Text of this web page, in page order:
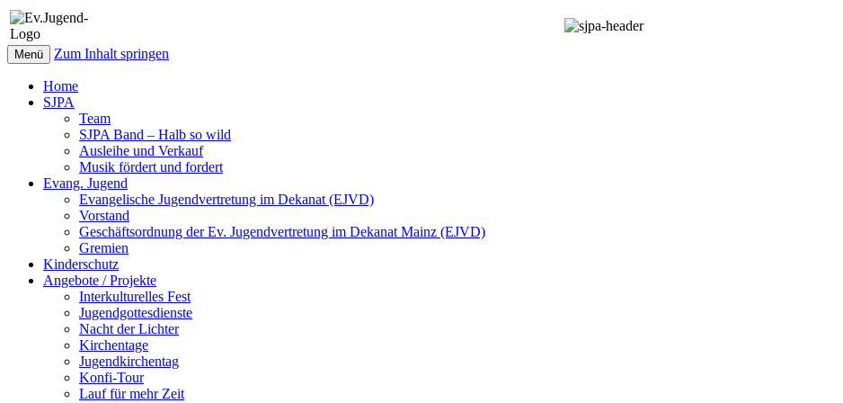
Menü Zum Inhalt springen
Home
SJPA
Team
SJPA Band – Halb so wild
Ausleihe und Verkauf
Musik fördert und fordert
Evang. Jugend
Evangelische Jugendvertretung im Dekanat (EJVD)
Vorstand
Geschäftsordnung der Ev. Jugendvertretung im Dekanat Mainz (EJVD)
Gremien
Kinderschutz
Angebote / Projekte
Interkulturelles Fest
Jugendgottesdienste
Nacht der Lichter
Kirchentage
Jugendkirchentag
Konfi-Tour
Lauf für mehr Zeit